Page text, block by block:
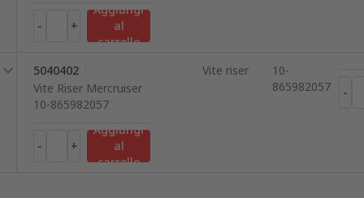
- +
Aggiungi
al
carrello
5040402
Vite Riser Mercruiser
10-865982057
- +
Aggiungi
al
carrello
Vite riser
10-
865982057
-